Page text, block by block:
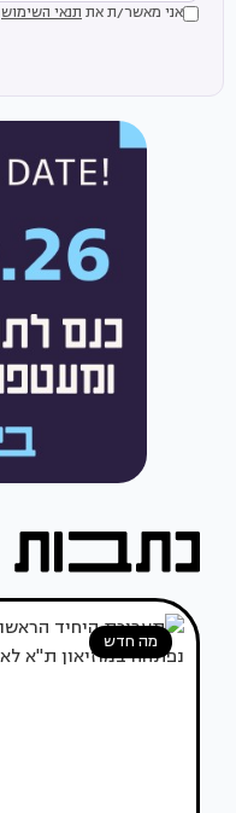
אני מאשר/ת את תנאי השימוש
מה חדש